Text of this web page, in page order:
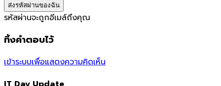
รหัสผ่านจะถูกอีเมล์ถึงคุณ
ทิ้งคำตอบไว้
เข้าระบบเพื่อแสดงความคิดเห็น